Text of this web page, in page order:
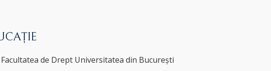
Facultatea de Drept Universitatea din București